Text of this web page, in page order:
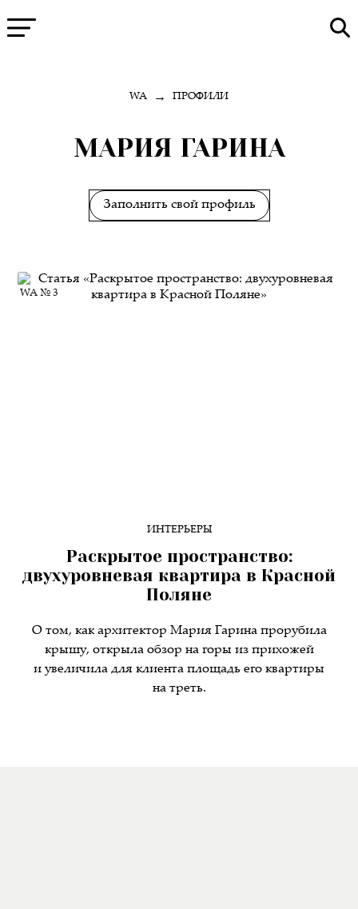
WA → ПРОФИЛИ
МАРИЯ ГАРИНА
Заполнить свой профиль
WA № 3
ИНТЕРЬЕРЫ
Раскрытое пространство:
двухуровневая квартира в Красной
Поляне
О том, как архитектор Мария Гарина прорубила
крышу, открыла обзор на горы из прихожей
и увеличила для клиента площадь его квартиры
на треть.